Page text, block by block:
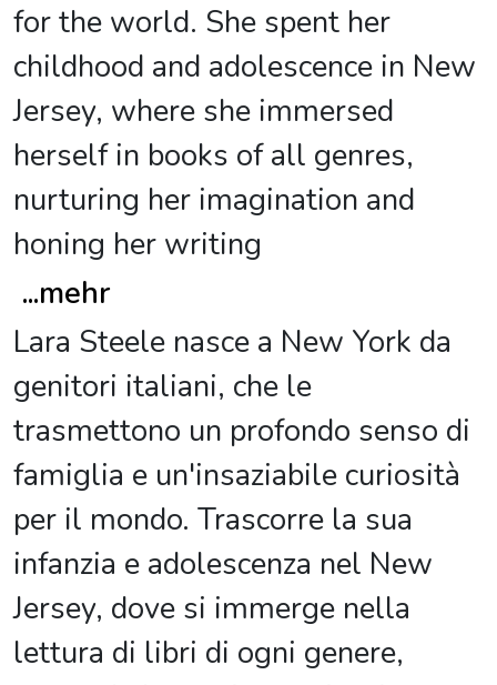
for the world. She spent her
childhood and adolescence in New
Jersey, where she immersed
herself in books of all genres,
nurturing her imagination and
honing her writing
...mehr
Lara Steele nasce a New York da
genitori italiani, che le
trasmettono un profondo senso di
famiglia e un'insaziabile curiosità
per il mondo. Trascorre la sua
infanzia e adolescenza nel New
Jersey, dove si immerge nella
lettura di libri di ogni genere,